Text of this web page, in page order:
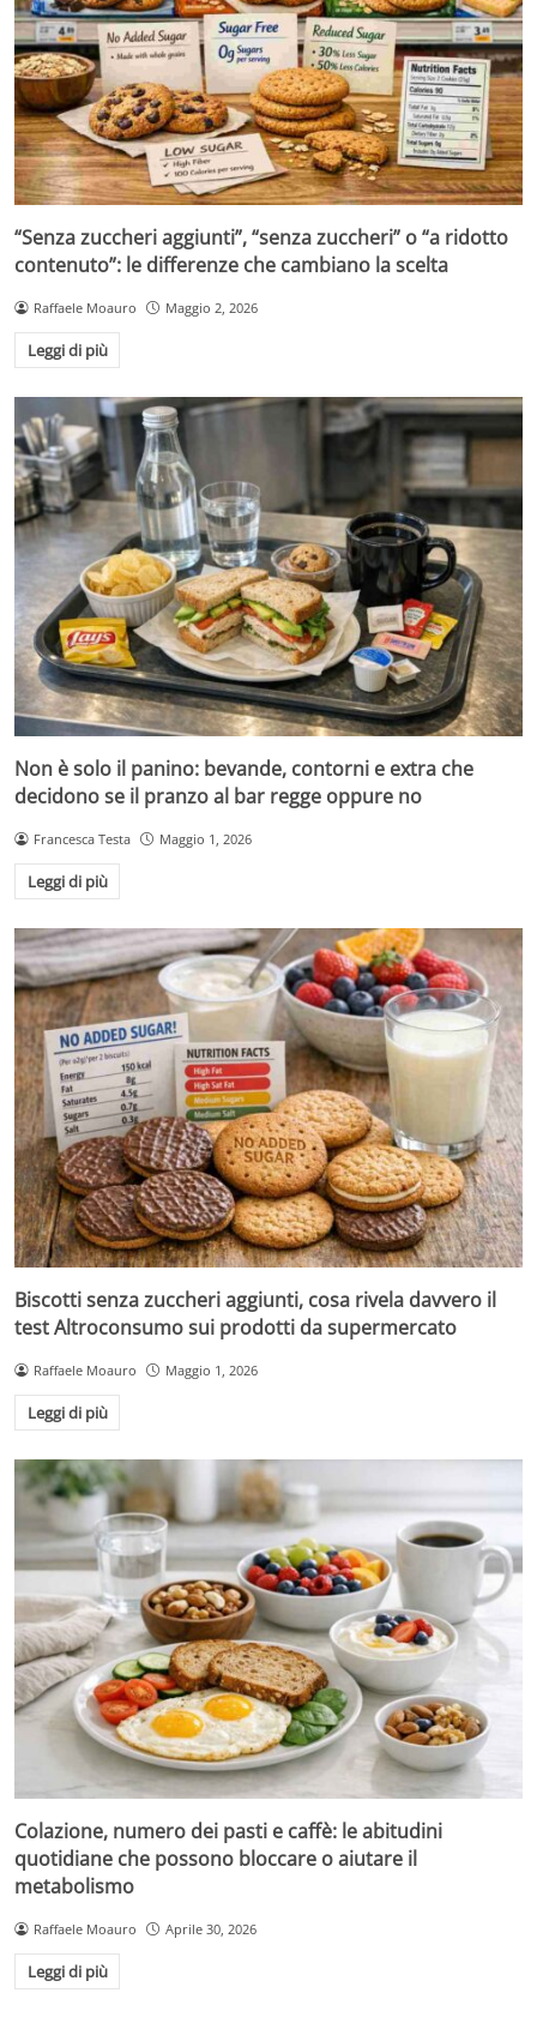
“Senza zuccheri aggiunti”, “senza zuccheri” o “a ridotto
contenuto”: le differenze che cambiano la scelta
Raffaele Moauro Maggio 2, 2026
Leggi di più
Non è solo il panino: bevande, contorni e extra che
decidono se il pranzo al bar regge oppure no
Francesca Testa Maggio 1, 2026
Leggi di più
Biscotti senza zuccheri aggiunti, cosa rivela davvero il
test Altroconsumo sui prodotti da supermercato
Raffaele Moauro Maggio 1, 2026
Leggi di più
Colazione, numero dei pasti e caffè: le abitudini
quotidiane che possono bloccare o aiutare il
metabolismo
Raffaele Moauro Aprile 30, 2026
Leggi di più